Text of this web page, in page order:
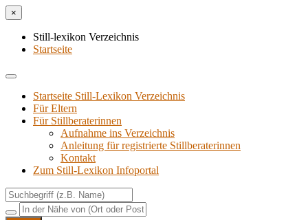
×
Still-lexikon Verzeichnis
Startseite
Startseite Still-Lexikon Verzeichnis
Für Eltern
Für Stillberaterinnen
Aufnahme ins Verzeichnis
Anlei­tung für regis­trier­te Stillberaterinnen
Kon­takt
Zum Still-Lexikon Infoportal